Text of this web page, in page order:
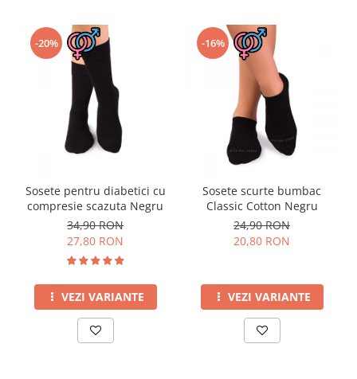
-20%
Sosete pentru diabetici cu
compresie scazuta Negru
34,90 RON
27,80 RON
VEZI VARIANTE
-16%
Sosete scurte bumbac
Classic Cotton Negru
24,90 RON
20,80 RON
VEZI VARIANTE